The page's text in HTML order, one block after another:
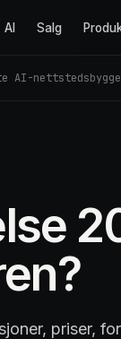
AI Salg
AI-
priser,